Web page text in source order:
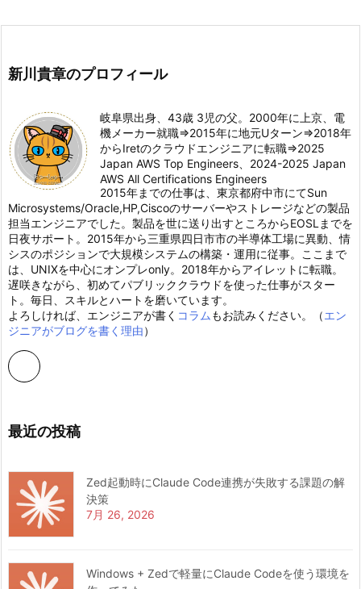
新川貴章のプロフィール
岐阜県出身、43歳 3児の父。2000年に上京、電
機メーカー就職⇒2015年に地元Uターン⇒2018年
からIretのクラウドエンジニアに転職⇒2025
Japan AWS Top Engineers、2024-2025 Japan
AWS All Certifications Engineers
2015年までの仕事は、東京都府中市にてSun
Microsystems/Oracle,HP,Ciscoのサーバーやストレージなどの製品
担当エンジニアでした。製品を世に送り出すところからEOSLまでを
日夜サポート。2015年から三重県四日市市の半導体工場に異動、情
シスのポジションで大規模システムの構築・運用に従事。ここまで
は、UNIXを中心にオンプレonly。2018年からアイレットに転職。
遅咲きながら、初めてパブリッククラウドを使った仕事がスター
ト。毎日、スキルとハートを磨いています。
よろしければ、エンジニアが書く コラム もお読みください。（エン
ジニアがブログを書く理由）
最近の投稿
Zed起動時にClaude Code連携が失敗する課題の解
決策
7月 26, 2026
Windows + Zedで軽量にClaude Codeを使う環境を